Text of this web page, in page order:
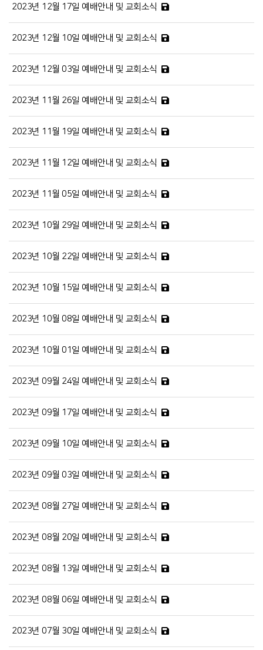
2023년 12월 17일 예배안내 및 교회소식
2023년 12월 10일 예배안내 및 교회소식
2023년 12월 03일 예배안내 및 교회소식
2023년 11월 26일 예배안내 및 교회소식
2023년 11월 19일 예배안내 및 교회소식
2023년 11월 12일 예배안내 및 교회소식
2023년 11월 05일 예배안내 및 교회소식
2023년 10월 29일 예배안내 및 교회소식
2023년 10월 22일 예배안내 및 교회소식
2023년 10월 15일 예배안내 및 교회소식
2023년 10월 08일 예배안내 및 교회소식
2023년 10월 01일 예배안내 및 교회소식
2023년 09월 24일 예배안내 및 교회소식
2023년 09월 17일 예배안내 및 교회소식
2023년 09월 10일 예배안내 및 교회소식
2023년 09월 03일 예배안내 및 교회소식
2023년 08월 27일 예배안내 및 교회소식
2023년 08월 20일 예배안내 및 교회소식
2023년 08월 13일 예배안내 및 교회소식
2023년 08월 06일 예배안내 및 교회소식
2023년 07월 30일 예배안내 및 교회소식